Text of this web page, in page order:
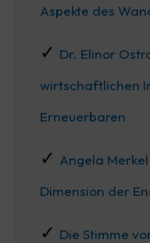
Aspekte des
Dr. Elinor
wirtschaftlichen
Erneuerbaren
Angela
Dimension der
Die Stimme